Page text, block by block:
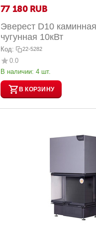
77 180 RUB
Эверест D10
чугунная 10кВт
Код: 22-5282
0.0
В наличии: 4 шт.
В КОРЗИНУ